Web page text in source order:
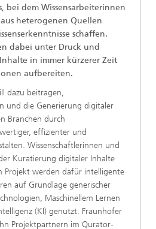
bei dem Wissensarbeiterinnen
heterogenen Quellen
schaffen.
dabei unter Druck und
in immer kürzerer Zeit
aufbereiten.
dazu beitragen,
und die Generierung digitaler
Branchen durch
effizienter und
Wissenschaftlerinnen und
Kuratierung digitaler Inhalte
Projekt werden dafür intelligente
auf Grundlage generischer
Maschinellem Lernen
(KI) genutzt. Fraunhofer
Projektpartnern im Qurator-